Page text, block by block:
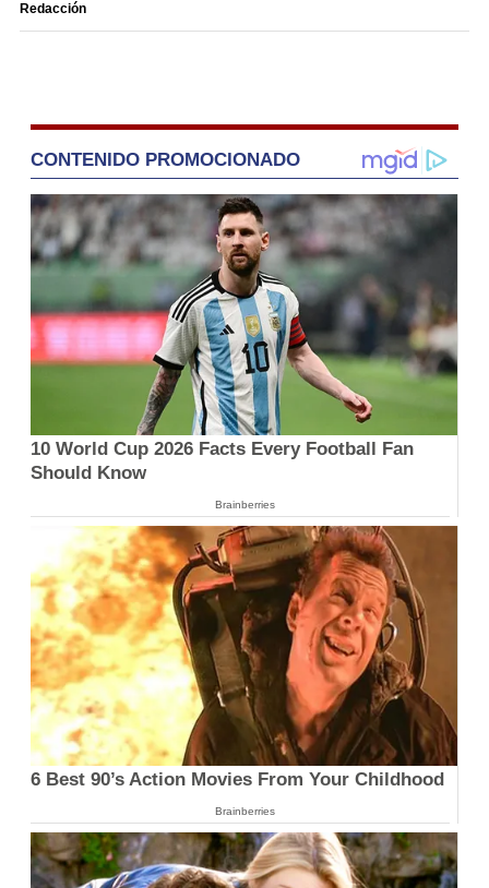
Redacción
CONTENIDO PROMOCIONADO
10 World Cup 2026 Facts Every Football Fan
Should Know
Brainberries
6 Best 90’s Action Movies From Your Childhood
Brainberries